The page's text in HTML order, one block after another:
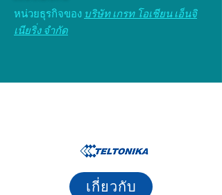
หน่วยธุรกิจของ บริษัท เกรท โอเชียน เอ็นจิ
เนียริ่ง จำกัด
เกี่ยวกับ